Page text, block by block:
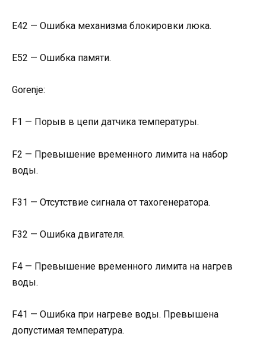
Е42 — Ошибка механизма блокировки люка.
Е52 — Ошибка памяти.
Gorenje:
F1 — Порыв в цепи датчика температуры.
F2 — Превышение временного лимита на набор
воды.
F31 — Отсутствие сигнала от тахогенератора.
F32 — Ошибка двигателя.
F4 — Превышение временного лимита на нагрев
воды.
F41 — Ошибка при нагреве воды. Превышена
допустимая температура.